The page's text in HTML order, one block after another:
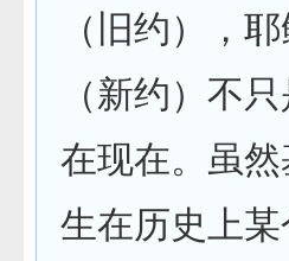
（旧约），
（新约）不
在现在。虽然
生在历史上